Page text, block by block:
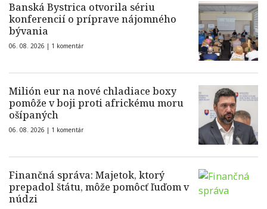
Banská Bystrica otvorila sériu
konferencií o príprave nájomného
bývania
06. 08. 2026 | 1 komentár
Milión eur na nové chladiace boxy
pomôže v boji proti africkému moru
ošípaných
06. 08. 2026 | 1 komentár
Finančná správa: Majetok, ktorý
prepadol štátu, môže pomôcť ľuďom v
núdzi